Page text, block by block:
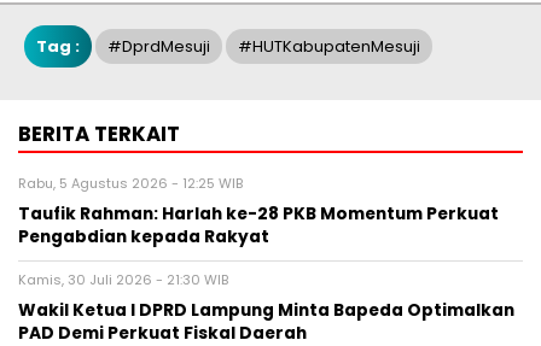
Tag : #dprdMesuji #HUTKabupatenMesuji
BERITA TERKAIT
Rabu, 5 Agustus 2026 - 12:25 WIB
Taufik Rahman: Harlah ke-28 PKB Momentum Perkuat
Pengabdian kepada Rakyat
Kamis, 30 Juli 2026 - 21:30 WIB
Wakil Ketua l DPRD Lampung Minta Bapeda Optimalkan
PAD Demi Perkuat Fiskal Daerah